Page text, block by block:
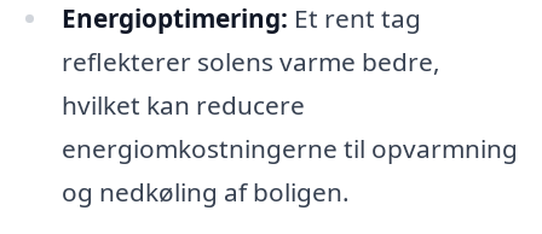
Energioptimering: Et rent tag
reflekterer solens varme bedre,
hvilket kan reducere
energiomkostningerne til opvarmning
og nedkøling af boligen.